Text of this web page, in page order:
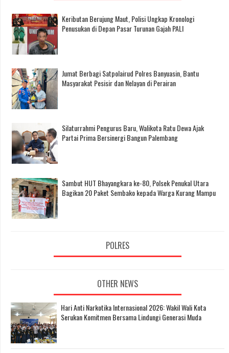
Keributan Berujung Maut, Polisi Ungkap Kronologi
Penusukan di Depan Pasar Turunan Gajah PALI
Jumat Berbagi Satpolairud Polres Banyuasin, Bantu
Masyarakat Pesisir dan Nelayan di Perairan
Silaturrahmi Pengurus Baru, Walikota Ratu Dewa Ajak
Partai Prima Bersinergi Bangun Palembang
Sambut HUT Bhayangkara ke-80, Polsek Penukal Utara
Bagikan 20 Paket Sembako kepada Warga Kurang Mampu
POLRES
OTHER NEWS
Hari Anti Narkotika Internasional 2026: Wakil Wali Kota
Serukan Komitmen Bersama Lindungi Generasi Muda